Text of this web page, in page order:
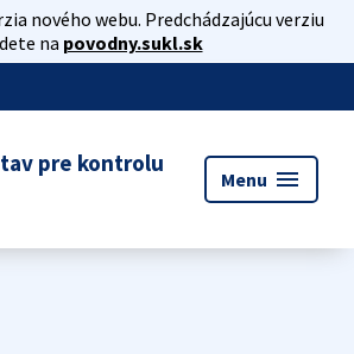
nového webu. Predchádzajúcu verziu
na povodny.sukl.sk
pre kontrolu
Menu menu